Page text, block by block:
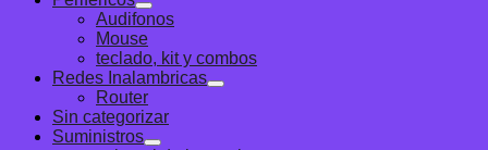
Audifonos
Mouse
teclado, kit y combos
Redes Inalambricas
Router
Sin categorizar
Suministros